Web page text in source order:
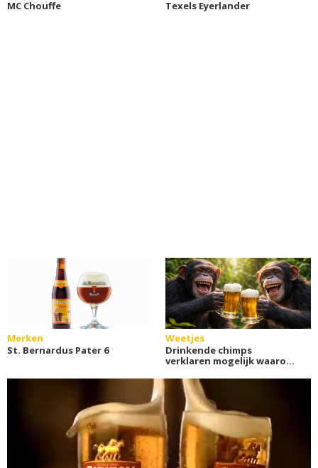
MC Chouffe Texels Eyerlander
Merken
St. Bernardus Pater 6
Weetjes
Drinkende chimps
verklaren mogelijk waarom